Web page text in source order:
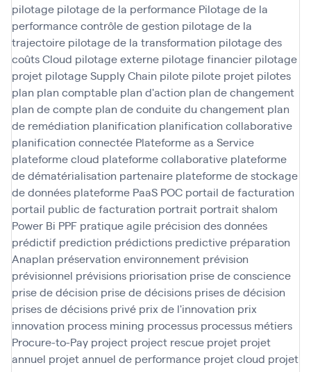
pilotage pilotage de la performance Pilotage de la
performance contrôle de gestion pilotage de la
trajectoire pilotage de la transformation pilotage des
coûts Cloud pilotage externe pilotage financier pilotage
projet pilotage Supply Chain pilote pilote projet pilotes
plan plan comptable plan d'action plan de changement
plan de compte plan de conduite du changement plan
de remédiation planification planification collaborative
planification connectée Plateforme as a Service
plateforme cloud plateforme collaborative plateforme
de dématérialisation partenaire plateforme de stockage
de données plateforme PaaS POC portail de facturation
portail public de facturation portrait portrait shalom
Power Bi PPF pratique agile précision des données
prédictif prediction prédictions predictive préparation
Anaplan préservation environnement prévision
prévisionnel prévisions priorisation prise de conscience
prise de décision prise de décisions prises de décision
prises de décisions privé prix de l'innovation prix
innovation process mining processus processus métiers
Procure-to-Pay project project rescue projet projet
annuel projet annuel de performance projet cloud projet